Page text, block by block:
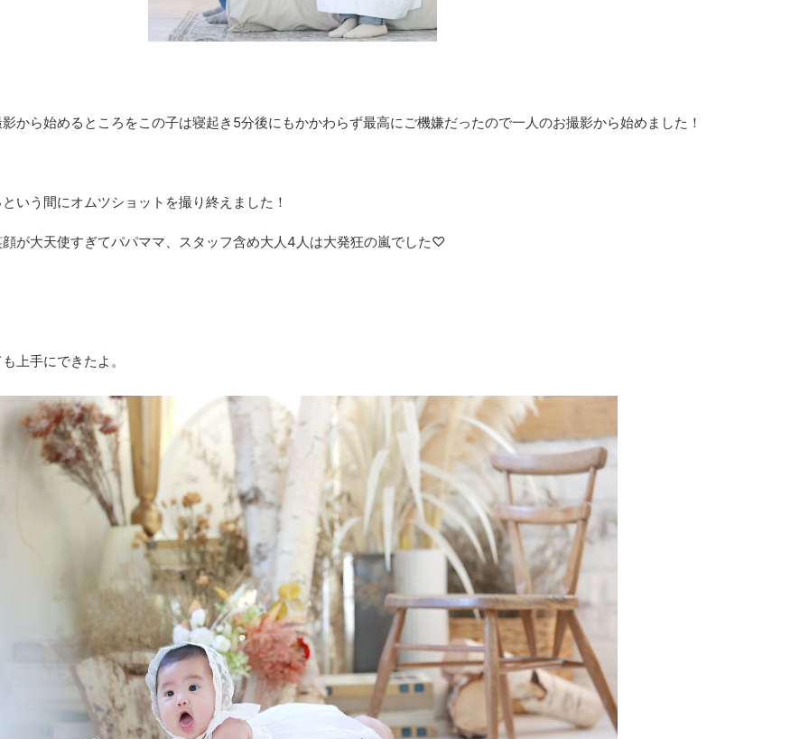
から始めるところをこの子は寝起き5分後にもかかわらず最高にご機嫌だったので一人のお撮影から始めました！
いう間にオムツショットを撮り終えました！
が大天使すぎてパパママ、スタッフ含め大人4人は大発狂の嵐でした♡
上手にできたよ。